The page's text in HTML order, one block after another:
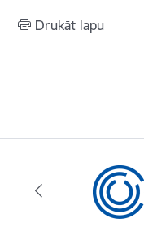
Drukāt lapu